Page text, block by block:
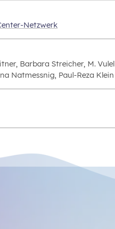
Netzwerk
Barbara Streicher, M.
Natmessnig, Paul-Reza Klein